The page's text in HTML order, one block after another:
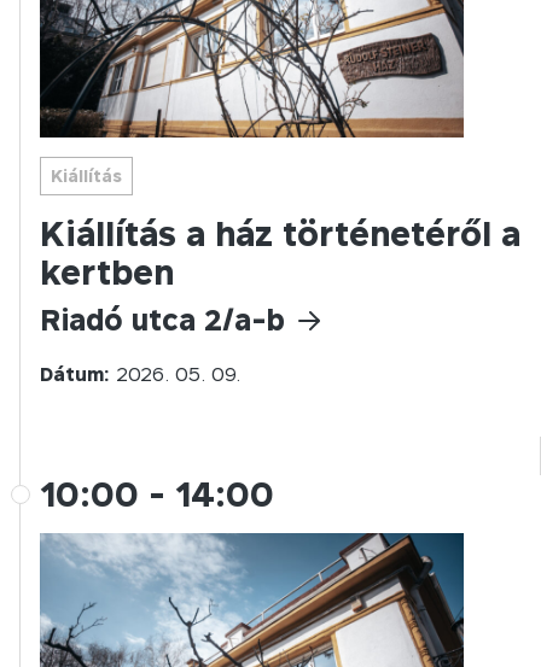
Kiállítás
Kiállítás a ház történetéről a
kertben
Riadó utca 2/a-b
Dátum: 2026. 05. 09.
10:00 - 14:00